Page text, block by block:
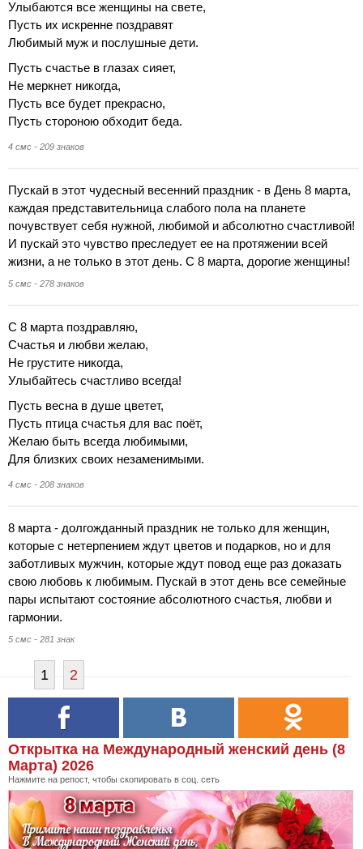
Улыбаются все женщины на свете,
Пусть их искренне поздравят
Любимый муж и послушные дети.
Пусть счастье в глазах сияет,
Не меркнет никогда,
Пусть все будет прекрасно,
Пусть стороною обходит беда.
4 смс - 209 знаков
Пускай в этот чудесный весенний праздник - в День 8 марта,
каждая представительница слабого пола на планете
почувствует себя нужной, любимой и абсолютно счастливой!
И пускай это чувство преследует ее на протяжении всей
жизни, а не только в этот день. С 8 марта, дорогие женщины!
5 смс - 278 знаков
С 8 марта поздравляю,
Счастья и любви желаю,
Не грустите никогда,
Улыбайтесь счастливо всегда!
Пусть весна в душе цветет,
Пусть птица счастья для вас поёт,
Желаю быть всегда любимыми,
Для близких своих незаменимыми.
4 смс - 208 знаков
8 марта - долгожданный праздник не только для женщин,
которые с нетерпением ждут цветов и подарков, но и для
заботливых мужчин, которые ждут повод еще раз доказать
свою любовь к любимым. Пускай в этот день все семейные
пары испытают состояние абсолютного счастья, любви и
гармонии.
5 смс - 281 знак
1 2
Открытка на Международный женский день (8
Марта) 2026
Нажмите на репост, чтобы скопировать в соц. сеть